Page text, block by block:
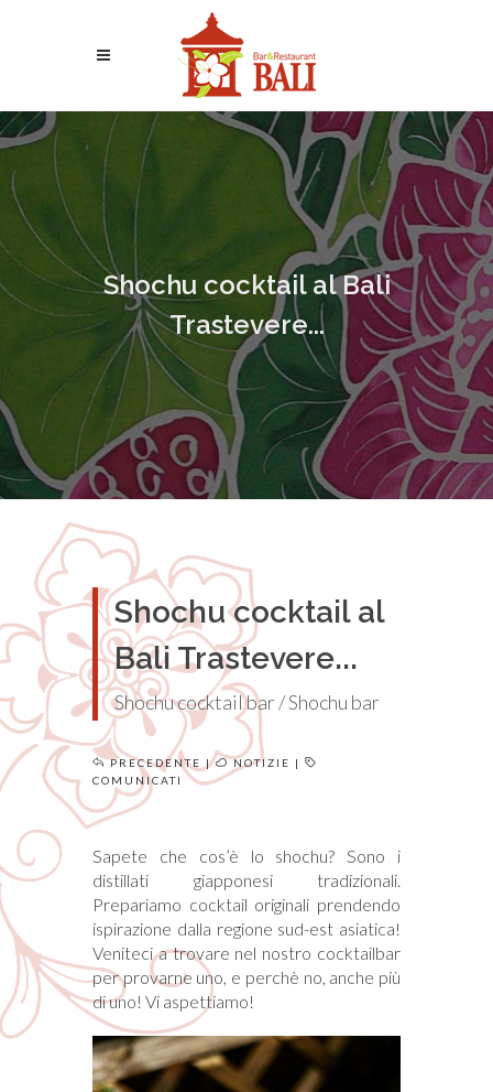
Shochu cocktail al Bali
Trastevere...
Shochu cocktail al
Bali Trastevere...
Shochu cocktail bar / Shochu bar
PRECEDENTE | NOTIZIE |
COMUNICATI
Sapete che cos’è lo shochu? Sono i
distillati giapponesi tradizionali.
Prepariamo cocktail originali prendendo
ispirazione dalla regione sud-est asiatica!
Veniteci a trovare nel nostro cocktailbar
per provarne uno, e perchè no, anche più
di uno! Vi aspettiamo!